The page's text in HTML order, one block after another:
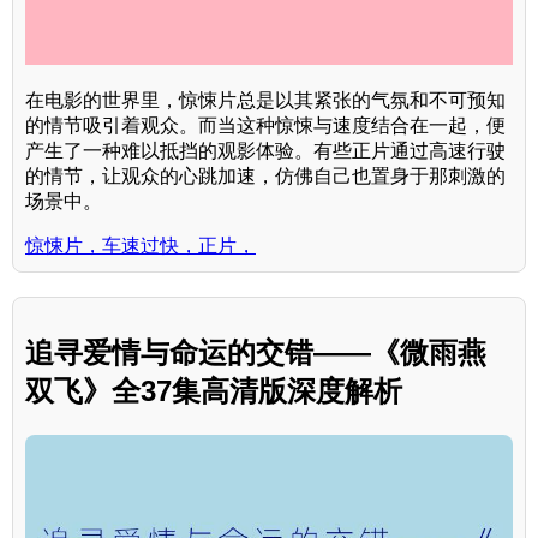
在电影的世界里，惊悚片总是以其紧张的气氛和不可预知
的情节吸引着观众。而当这种惊悚与速度结合在一起，便
产生了一种难以抵挡的观影体验。有些正片通过高速行驶
的情节，让观众的心跳加速，仿佛自己也置身于那刺激的
场景中。
惊悚片，车速过快，正片，
追寻爱情与命运的交错——《微雨燕
双飞》全37集高清版深度解析